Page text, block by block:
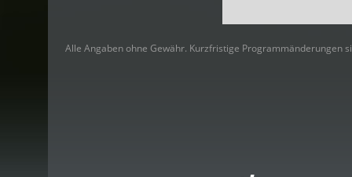
Alle Angaben ohne Gewähr. Kurzfristige Programmänderungen